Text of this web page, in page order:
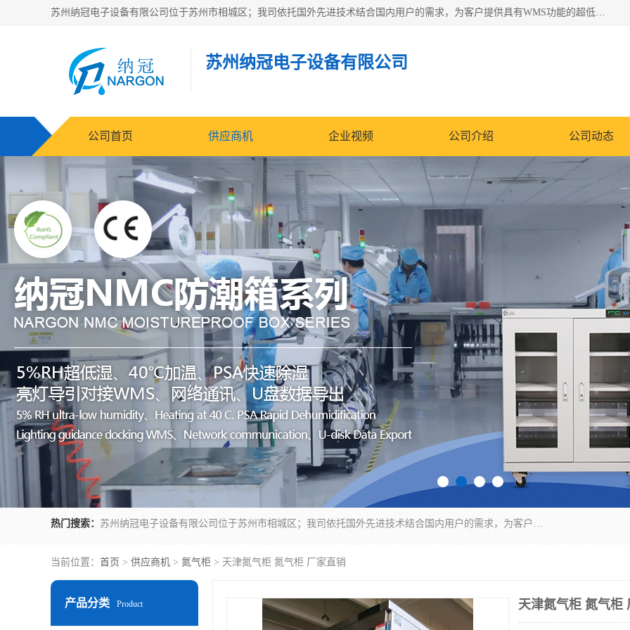
苏州纳冠电子设备有限公司位于苏州市相城区；我司依托国外先进技术结合国内用户的需求，为客户提供具有WMS功能的超低湿快速除湿电子防潮，压缩空气连续干燥柜、智能物料管理氮气储物柜、自制氮氮气柜、防潮氮气组合柜、不锈钢洁净氮气柜、洁净储物柜、石墨舟柜、亮灯导引丝网板存储柜、PCB柔性板气密干燥柜等
苏州纳冠电子设备有限公司
公司首页 供应商机 企业视频 公司介绍 公司动态
热门搜索： 苏州纳冠电子设备有限公司位于苏州市相城区；我司依托国外先进技术结合国内用户的需求，为客户提供具有WMS功能的超低湿快速除湿电子防潮，压缩空气连续干燥柜、智能物料管理氮气储物柜、自制氮氮气柜、防潮氮气组合柜、不锈钢洁净氮气柜、洁净储物柜、石墨舟柜、亮灯导引丝网板存储柜、PCB柔性板气密干燥柜等
当前位置： 首页 > 供应商机 > 氮气柜 > 天津氮气柜 氮气柜 厂家直销
产品分类 Product 天津氮气柜 氮气柜